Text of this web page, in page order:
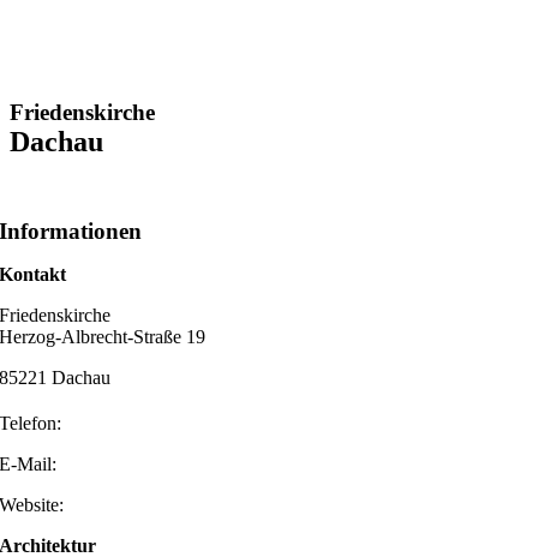
Friedenskirche
Dachau
Informationen
Kontakt
Friedenskirche
Herzog-Albrecht-Straße 19
85221 Dachau
Telefon:
E-Mail:
Website:
Architektur